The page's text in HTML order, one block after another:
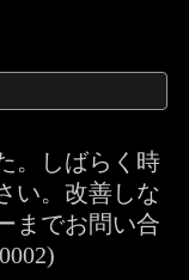
。しばらく時
い。改善しな
までお問い合